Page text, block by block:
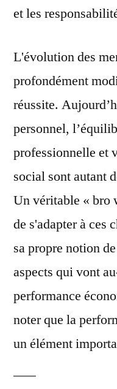
et les
L'évolution des
profondément
réussite.
personnel,
professionnelle et
social sont autant
Un véritable « bro
de s'adapter à ces
sa propre notion
aspects qui vont
performance
noter que la
un élément